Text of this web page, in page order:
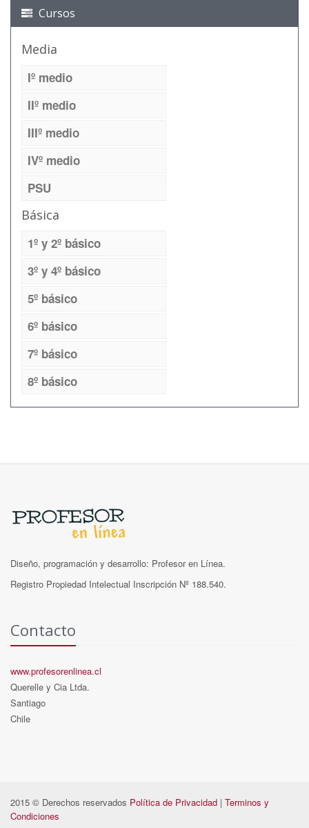
Cursos
Media
Iº medio
IIº medio
IIIº medio
IVº medio
PSU
Básica
1º y 2º básico
3º y 4º básico
5º básico
6º básico
7º básico
8º básico
Diseño, programación y desarrollo: Profesor en Línea.
Registro Propiedad Intelectual Inscripción Nº 188.540.
Contacto
www.profesorenlinea.cl
Querelle y Cia Ltda.
Santiago
Chile
2015 © Derechos reservados Política de Privacidad | Terminos y
Condiciones